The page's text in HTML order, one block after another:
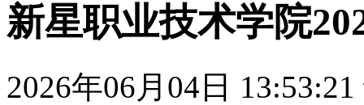
新星职业技术学院
2026年06月04日 13:53:21